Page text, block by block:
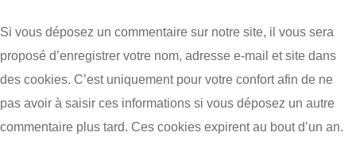
Si vous déposez un commentaire sur notre site, il vous sera
proposé d’enregistrer votre nom, adresse e-mail et site dans
des cookies. C’est uniquement pour votre confort afin de ne
pas avoir à saisir ces informations si vous déposez un autre
commentaire plus tard. Ces cookies expirent au bout d’un an.